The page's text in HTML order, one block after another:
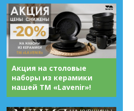
Акция на столовые
наборы из керамики
нашей ТМ «Lavenir»!